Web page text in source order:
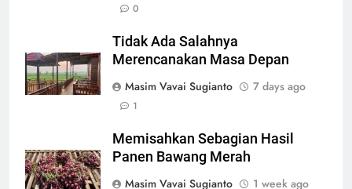
0
Tidak Ada Salahnya
Merencanakan Masa Depan
Masim Vavai Sugianto
7 days ago
1
Memisahkan Sebagian Hasil
Panen Bawang Merah
Masim Vavai Sugianto
1 week ago